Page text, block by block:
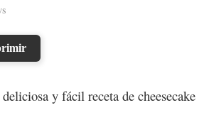
y fácil receta de cheesecake